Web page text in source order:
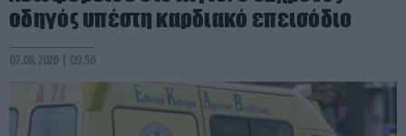
οδηγός υπέστη καρδιακό επεισόδιο
07.08.2026 | 09:56